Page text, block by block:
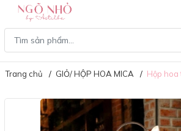
Trang chủ GIỎ/ HỘP HOA MICA Hộp hoa